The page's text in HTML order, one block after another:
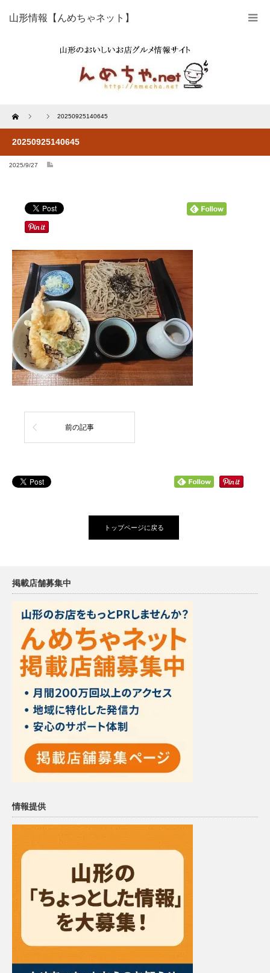
山形情報【んめちゃネット】
Home 20250925140645
20250925140645
2025/9/27
前の記事
トップページに戻る
掲載店舗募集中
情報提供